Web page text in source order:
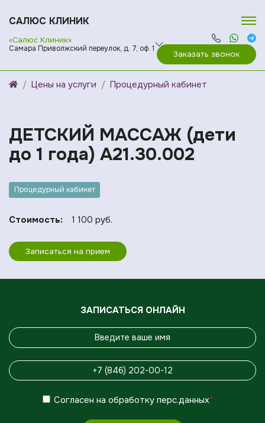
САЛЮС КЛИНИК
«Салюс Клиник»
Самара Приволжский переулок, д. 7, оф. 1
Заказать звонок
Цены на услуги Процедурный кабинет
ДЕТСКИЙ МАССАЖ (дети
до 1 года) A21.30.002
Процедурный кабинет
Стоимость: 1 100 руб.
Записаться на прием
ЗАПИСАТЬСЯ ОНЛАЙН
Согласен на обработку перс.данных*